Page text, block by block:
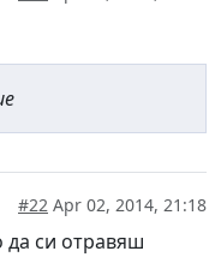
#22 Apr 02, 2014, 21:18
да си отравяш